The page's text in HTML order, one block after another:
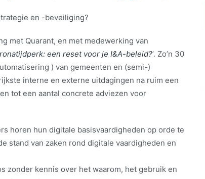
en -beveiliging?
met Quarant, en met medewerking van
een reset voor je I&A-beleid?’. Zo’n 30
) van gemeenten en (semi-)
interne en externe uitdagingen na ruim een
tot een aantal concrete adviezen voor
horen hun digitale basisvaardigheden op orde te
stand van zaken rond digitale vaardigheden en
zonder kennis over het waarom, het gebruik en